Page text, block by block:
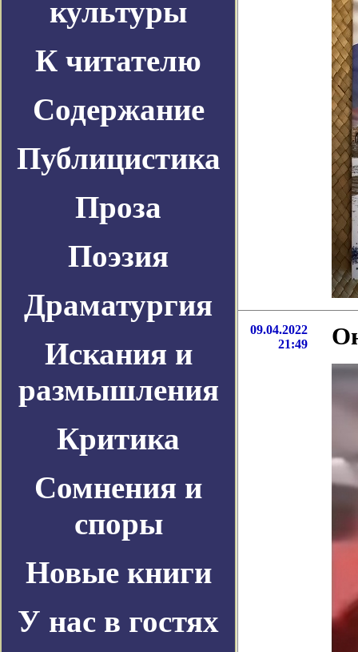
культуры
К читателю
Содержание
Публицистика
Проза
Поэзия
Драматургия
Искания и
размышления
Критика
Сомнения и
споры
Новые книги
У нас в гостях
09.04.2022
21:49